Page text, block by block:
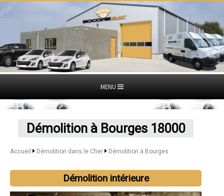
MENU
Démolition à Bourges 18000
Accueil Démolition dans le Cher Démolition à Bourges
Démolition intérieure